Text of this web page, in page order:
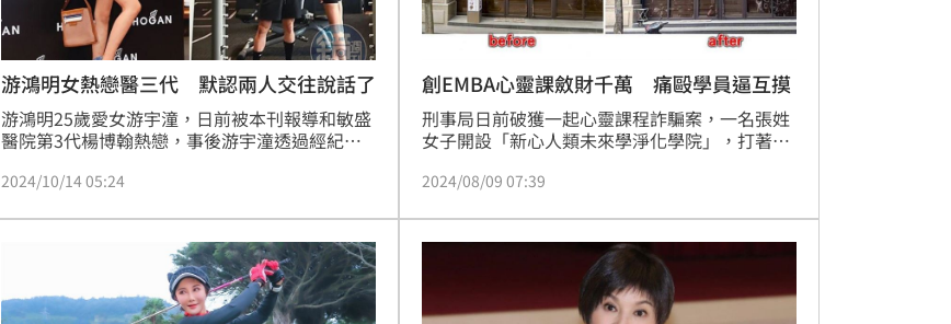
游鴻明女熱戀醫三代 默認兩人交往說話了
游鴻明25歲愛女游宇潼，日前被本刊報導和敏盛
醫院第3代楊博翰熱戀，事後游宇潼透過經紀人
鴻明帶著太太現身蕭敬騰婚宴，記者獨家採訪他
「跟報導的差不多，兩人現在在唸台大EMBA，
是說好一起去精進讀書。」
2024/10/14 05:24
創EMBA心靈課斂財千萬 痛毆學員逼互摸
刑事局日前破獲一起心靈課程詐騙案，一名張姓
女子開設「新心人類未來學淨化學院」，打著
不等費用，只要學生無力付費，就會指使學員對
婚配、要求學生公開「喇舌」、「愛撫」，從而
樹立自身權威，有如邪教般恐怖。
2024/08/09 07:39